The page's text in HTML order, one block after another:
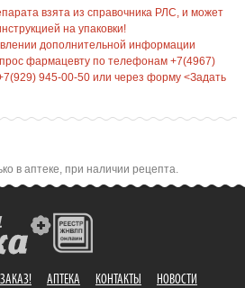
взята из справочника РЛС, и может
на упаковки!
дополнительной информации
фармацевту по телефонам +7(4967)
945-00-50 или через форму <Задать
в аптеке, при наличии рецепта.
АПТЕКА КОНТАКТЫ НОВОСТИ